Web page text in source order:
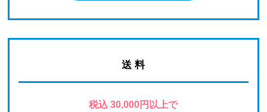
送 料
税込 30,000円以上で